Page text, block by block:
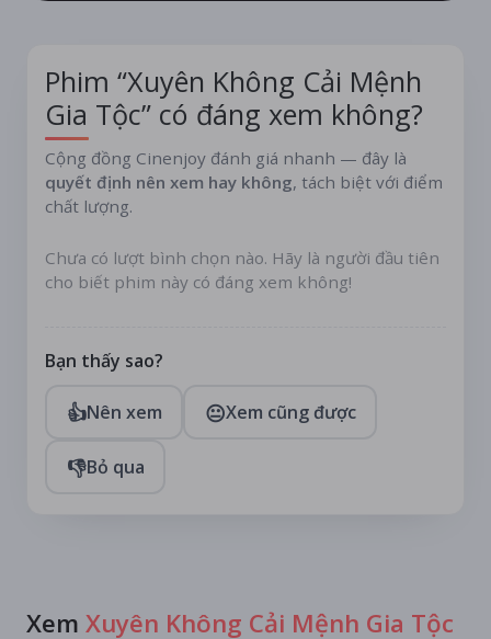
Phim “Xuyên Không Cải Mệnh
Gia Tộc” có đáng xem không?
Cộng đồng Cinenjoy đánh giá nhanh — đây là
quyết định nên xem hay không, tách biệt với điểm
chất lượng.
Chưa có lượt bình chọn nào. Hãy là người đầu tiên
cho biết phim này có đáng xem không!
Bạn thấy sao?
👍Nên xem 😐Xem cũng được
👎Bỏ qua
Xem Xuyên Không Cải Mệnh Gia Tộc